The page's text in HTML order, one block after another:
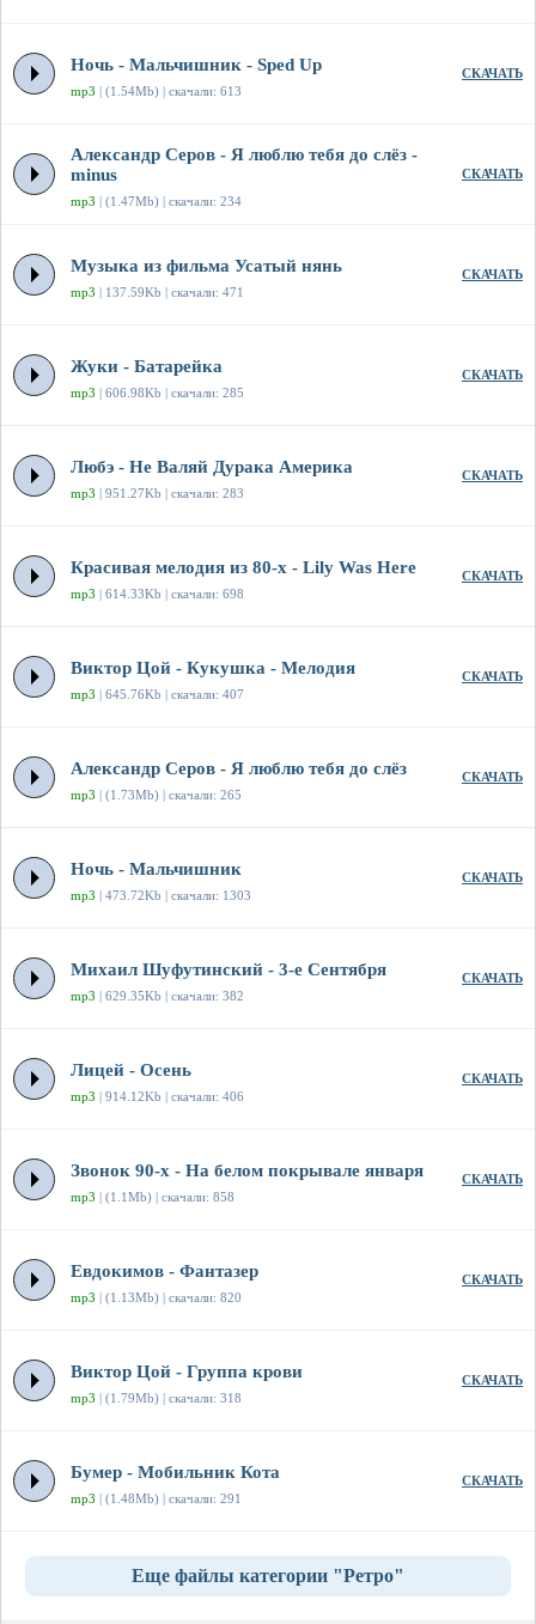
Ночь - Мальчишник - Sped Up
mp3 | (1.54Mb) | скачали: 613
СКАЧАТЬ
Александр Серов - Я люблю тебя до слёз -
minus
mp3 | (1.47Mb) | скачали: 234
СКАЧАТЬ
Музыка из фильма Усатый нянь
mp3 | 137.59Kb | скачали: 471
СКАЧАТЬ
Жуки - Батарейка
mp3 | 606.98Kb | скачали: 285
СКАЧАТЬ
Любэ - Не Валяй Дурака Америка
mp3 | 951.27Kb | скачали: 283
СКАЧАТЬ
Красивая мелодия из 80-х - Lily Was Here
mp3 | 614.33Kb | скачали: 698
СКАЧАТЬ
Виктор Цой - Кукушка - Мелодия
mp3 | 645.76Kb | скачали: 407
СКАЧАТЬ
Александр Серов - Я люблю тебя до слёз
mp3 | (1.73Mb) | скачали: 265
СКАЧАТЬ
Ночь - Мальчишник
mp3 | 473.72Kb | скачали: 1303
СКАЧАТЬ
Михаил Шуфутинский - 3-е Сентября
mp3 | 629.35Kb | скачали: 382
СКАЧАТЬ
Лицей - Осень
mp3 | 914.12Kb | скачали: 406
СКАЧАТЬ
Звонок 90-х - На белом покрывале января
mp3 | (1.1Mb) | скачали: 858
СКАЧАТЬ
Евдокимов - Фантазер
mp3 | (1.13Mb) | скачали: 820
СКАЧАТЬ
Виктор Цой - Группа крови
mp3 | (1.79Mb) | скачали: 318
СКАЧАТЬ
Бумер - Мобильник Кота
mp3 | (1.48Mb) | скачали: 291
СКАЧАТЬ
Еще файлы категории "Ретро"